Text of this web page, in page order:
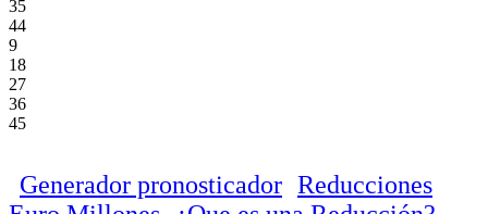
35
44
9
18
27
36
45
Generador pronosticador Reducciones